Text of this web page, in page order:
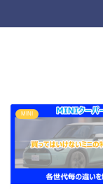
MINI